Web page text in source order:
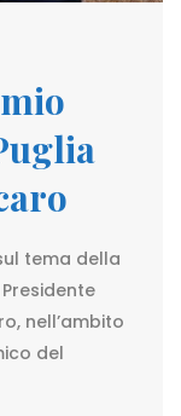
tema della
nell’ambito
del